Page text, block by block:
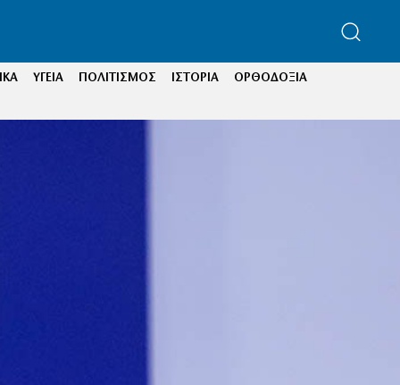
ΥΓΕΙΑ ΠΟΛΙΤΙΣΜΟΣ ΙΣΤΟΡΙΑ
ΟΡΘΟΔΟΞΙΑ